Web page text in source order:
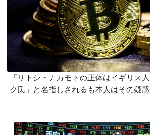
「サトシ・ナカモトの正体はイギリス
ク氏」と名指しされるも本人はその疑